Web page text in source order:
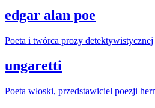
edgar alan poe
Poeta i twórca prozy detektywistycznej
ungaretti
Poeta włoski, przedstawiciel poezji